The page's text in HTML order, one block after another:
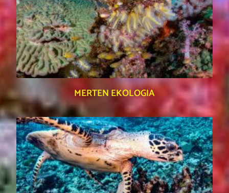
MERTEN EKOLOGIA